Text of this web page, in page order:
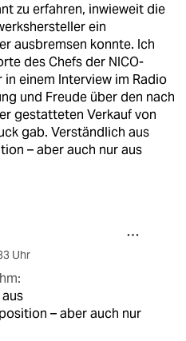
zu erfahren, inwieweit die
ein
ausbremsen konnte. Ich
des Chefs der NICO-
in einem Interview im Radio
und Freude über den nach
gestatteten Verkauf von
gab. Verständlich aus
– aber auch nur aus
Uhr
– aber auch nur